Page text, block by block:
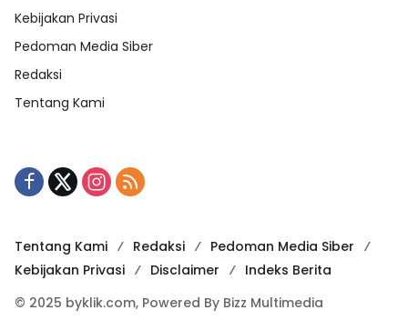
Kebijakan Privasi
Pedoman Media Siber
Redaksi
Tentang Kami
Tentang Kami Redaksi
Pedoman Media Siber
Kebijakan Privasi
Disclaimer
Indeks Berita
© 2025 byklik.com, Powered By Bizz Multimedia